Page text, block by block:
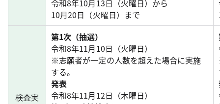
令和8年10月13日（火曜日）から
10月20日（火曜日）まで
検査実
第1次（抽選）
令和8年11月10日（火曜日）
※志願者が一定の人数を超えた場合に実施
する。
発表
令和8年11月12日（木曜日）